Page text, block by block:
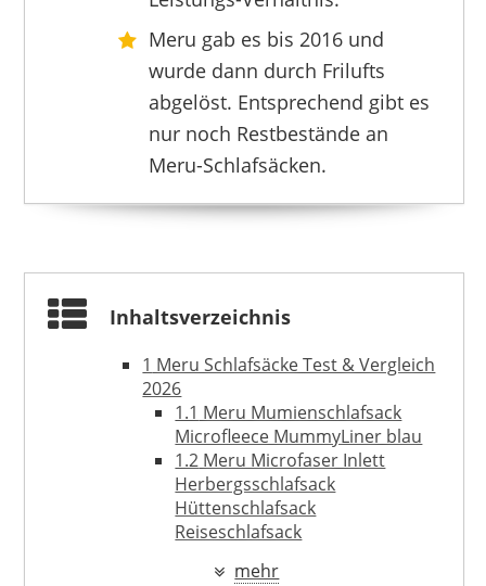
Meru gab es bis 2016 und
wurde dann durch Frilufts
abgelöst. Entsprechend gibt es
nur noch Restbestände an
Meru-Schlafsäcken.
Inhaltsverzeichnis
1 Meru Schlafsäcke Test & Vergleich
2026
1.1 Meru Mumienschlafsack
Microfleece MummyLiner blau
1.2 Meru Microfaser Inlett
Herbergsschlafsack
Hüttenschlafsack
Reiseschlafsack
Hüttenschlafsack
mehr